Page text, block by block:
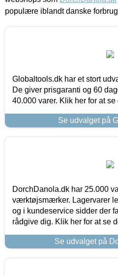
populære iblandt danske
Globaltools.dk har et stort
De giver prisgaranti og 60
40.000 varer. Klik her for at
Se udvalget på
DorchDanola.dk har 25.000
værktøjsmærker. Lagervarer
og i kundeservice sidder der
rådgive dig. Klik her for at se
Se udvalget på